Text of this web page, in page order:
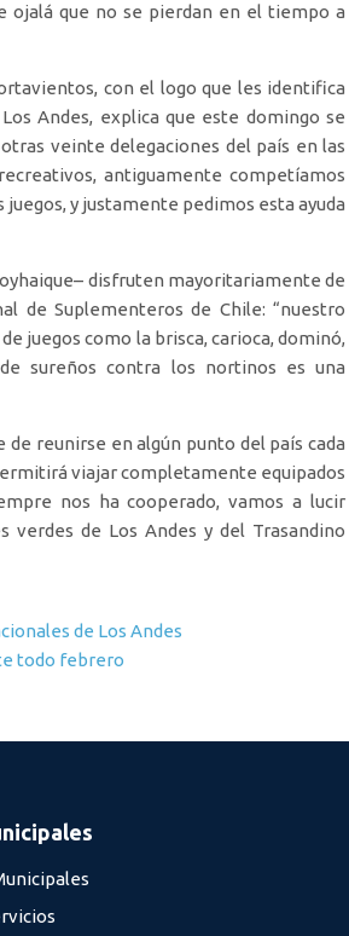
ojalá que no se pierdan en el tiempo a
con el logo que les identifica
Andes, explica que este domingo se
veinte delegaciones del país en las
antiguamente competíamos
y justamente pedimos esta ayuda
disfruten mayoritariamente de
de Suplementeros de Chile: “nuestro
juegos como la brisca, carioca, dominó,
sureños contra los nortinos es una
reunirse en algún punto del país cada
viajar completamente equipados
nos ha cooperado, vamos a lucir
verdes de Los Andes y del Trasandino
de Los Andes
todo febrero